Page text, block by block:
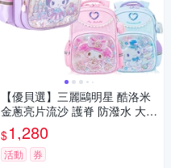
【優貝選】三麗鷗明星 酷洛米
金蔥亮片流沙 護脊 防潑水 大容
量 小學生書包 1-4年級適用
$1,280
活動 券